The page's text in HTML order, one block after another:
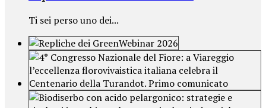
Ti sei perso uno dei...